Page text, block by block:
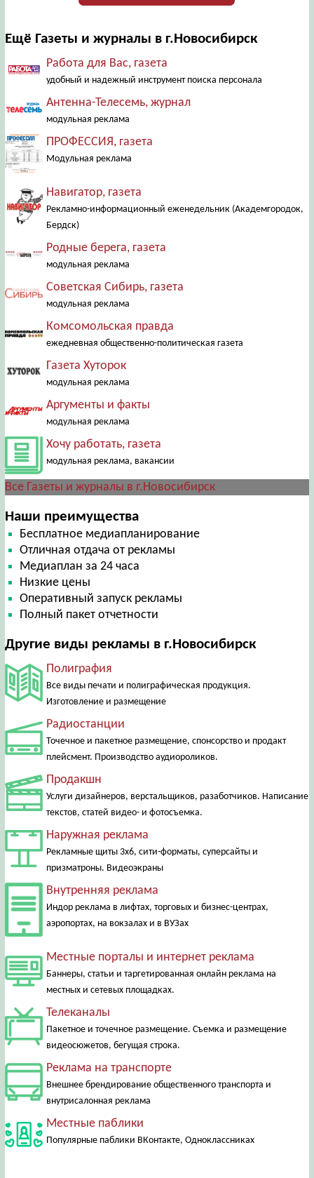
Ещё Газеты и журналы в г.Новосибирск
Работа для Вас, газета
удобный и надежный инструмент поиска персонала
Антенна-Телесемь, журнал
модульная реклама
ПРОФЕССИЯ, газета
Модульная реклама
Навигатор, газета
Рекламно-информационный еженедельник (Академгородок,
Бердск)
Родные берега, газета
модульная реклама
Советская Сибирь, газета
модульная реклама
Комсомольская правда
ежедневная общественно-политическая газета
Газета Хуторок
модульная реклама
Аргументы и факты
модульная реклама
Хочу работать, газета
модульная реклама, вакансии
Все Газеты и журналы в г.Новосибирск
Наши преимущества
Бесплатное медиапланирование
Отличная отдача от рекламы
Медиаплан за 24 часа
Низкие цены
Оперативный запуск рекламы
Полный пакет отчетности
Другие виды рекламы в г.Новосибирск
Полиграфия
Все виды печати и полиграфическая продукция.
Изготовление и размещение
Радиостанции
Точечное и пакетное размещение, спонсорство и продакт
плейсмент. Производство аудиороликов.
Продакшн
Услуги дизайнеров, верстальщиков, разаботчиков. Написание
текстов, статей видео- и фотосъемка.
Наружная реклама
Рекламные щиты 3х6, сити-форматы, суперсайты и
призматроны. Видеоэкраны
Внутренняя реклама
Индор реклама в лифтах, торговых и бизнес-центрах,
аэропортах, на вокзалах и в ВУЗах
Местные порталы и интернет реклама
Баннеры, статьи и таргетированная онлайн реклама на
местных и сетевых площадках.
Телеканалы
Пакетное и точечное размещение. Съемка и размещение
видеосюжетов, бегущая строка.
Реклама на транспорте
Внешнее брендирование общественного транспорта и
внутрисалонная реклама
Местные паблики
Популярные паблики ВКонтакте, Одноклассниках